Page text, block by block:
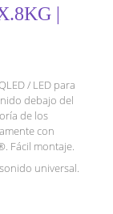
|
/ LED para
debajo del
de los
con
Fácil montaje.
universal.